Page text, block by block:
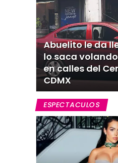
Abuelito le da
lo saca
en calles del
CDMX
ESPECTACULOS